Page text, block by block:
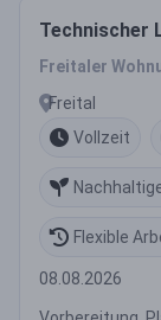
Technischer
Freitaler
Freital
Vollzeit
Flexible
08.08.2026